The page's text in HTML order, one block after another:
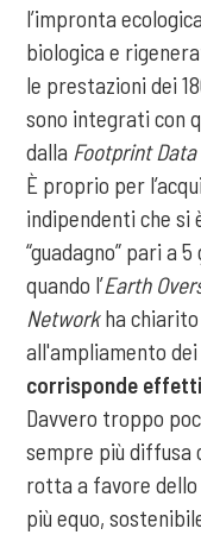
l’impronta
biologica e
le prestazioni dei
sono integrati con
dalla Footprint
È proprio per
indipendenti che
“guadagno” pari a
quando l’Earth
Networkha
all'ampliamento
corrisponde
Davvero troppo
sempre più diffusa
rotta a favore dello
più equo,